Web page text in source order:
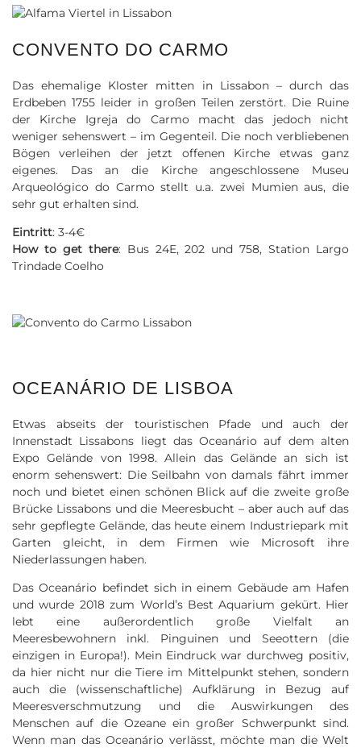
CONVENTO DO CARMO
Das ehemalige Kloster mitten in Lissabon – durch das
Erdbeben 1755 leider in großen Teilen zerstört. Die Ruine
der Kirche Igreja do Carmo macht das jedoch nicht
weniger sehenswert – im Gegenteil. Die noch verbliebenen
Bögen verleihen der jetzt offenen Kirche etwas ganz
eigenes. Das an die Kirche angeschlossene Museu
Arqueológico do Carmo stellt u.a. zwei Mumien aus, die
sehr gut erhalten sind.
Eintritt: 3-4€
How to get there: Bus 24E, 202 und 758, Station Largo
Trindade Coelho
OCEANÁRIO DE LISBOA
Etwas abseits der touristischen Pfade und auch der
Innenstadt Lissabons liegt das Oceanário auf dem alten
Expo Gelände von 1998. Allein das Gelände an sich ist
enorm sehenswert: Die Seilbahn von damals fährt immer
noch und bietet einen schönen Blick auf die zweite große
Brücke Lissabons und die Meeresbucht – aber auch auf das
sehr gepflegte Gelände, das heute einem Industriepark mit
Garten gleicht, in dem Firmen wie Microsoft ihre
Niederlassungen haben.
Das Oceanário befindet sich in einem Gebäude am Hafen
und wurde 2018 zum World’s Best Aquarium gekürt. Hier
lebt eine außerordentlich große Vielfalt an
Meeresbewohnern inkl. Pinguinen und Seeottern (die
einzigen in Europa!). Mein Eindruck war durchweg positiv,
da hier nicht nur die Tiere im Mittelpunkt stehen, sondern
auch die (wissenschaftliche) Aufklärung in Bezug auf
Meeresverschmutzung und die Auswirkungen des
Menschen auf die Ozeane ein großer Schwerpunkt sind.
Wenn man das Oceanário verlässt, möchte man die Welt